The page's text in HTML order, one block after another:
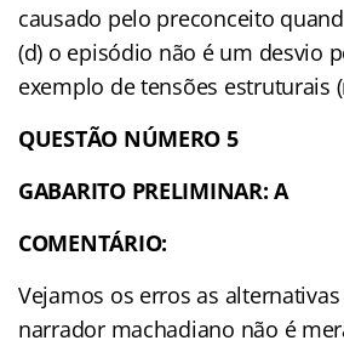
causado pelo preconceito
(d) o episódio não é um desvio
exemplo de tensões estruturais
QUESTÃO NÚMERO 5
GABARITO PRELIMINAR: A
COMENTÁRIO:
Vejamos os erros as alternativas
narrador machadiano não é